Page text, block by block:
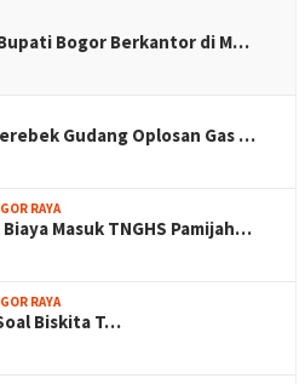
Bogor Berkantor di M…
Gudang Oplosan Gas …
RAYA
Masuk TNGHS Pamijah…
RAYA
Biskita T…